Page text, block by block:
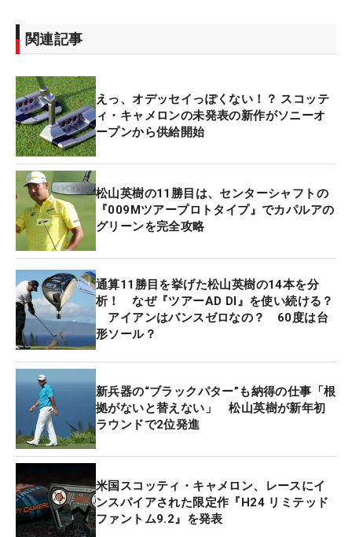
関連記事
えっ、オデッセイっぽくない！？ スコッテ
ィ・キャメロンの未発表の新作がソニーオ
ープンから供給開始
松山英樹の11勝目は、センターシャフトの
『009Mツアープロトタイプ』でカパルアの
グリーンを完全攻略
通算11勝目を挙げた松山英樹の14本を分
析！ なぜ『ツアーAD DI』を使い続ける？
アイアンはバンスゼロなの？ 60度は台
形ソール？
新兵器の“ブラックパター”も納得の仕事「根
拠がないと替えない」 松山英樹が新年初
ラウンドで2位発進
米国スコッティ・キャメロン、レースにイ
ンスパイアされた限定作『H24 リミテッド
ファントム9.2』を発表